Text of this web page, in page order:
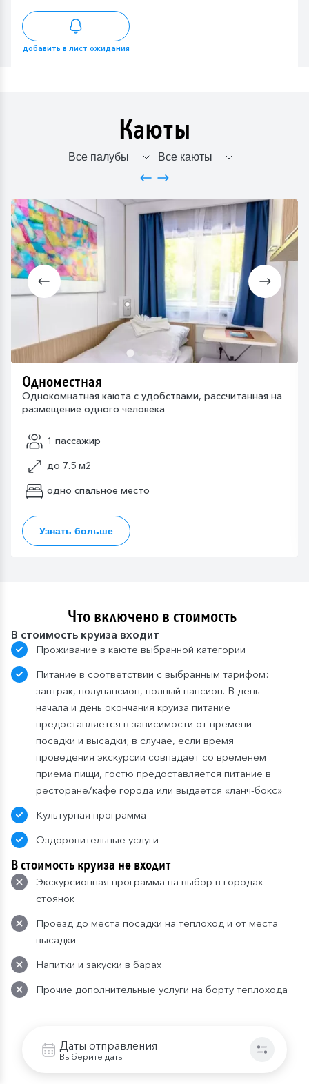
Даты отправления
Выберите даты
добавить в лист ожидания
Каюты
Одноместная
Однокомнатная каюта с удобствами, рассчитанная на
размещение одного человека
1 пассажир
до 7.5 м2
одно спальное место
Узнать больше
Что включено в стоимость
В стоимость круиза входит
Проживание в каюте выбранной категории
Питание в соответствии с выбранным тарифом:
завтрак, полупансион, полный пансион. В день
начала и день окончания круиза питание
предоставляется в зависимости от времени
посадки и высадки; в случае, если время
проведения экскурсии совпадает со временем
приема пищи, гостю предоставляется питание в
ресторане/кафе города или выдается «ланч-бокс»
Культурная программа
Оздоровительные услуги
В стоимость круиза не входит
Экскурсионная программа на выбор в городах
стоянок
Проезд до места посадки на теплоход и от места
высадки
Напитки и закуски в барах
Прочие дополнительные услуги на борту теплохода
Организация питания в соответствии с выбранным